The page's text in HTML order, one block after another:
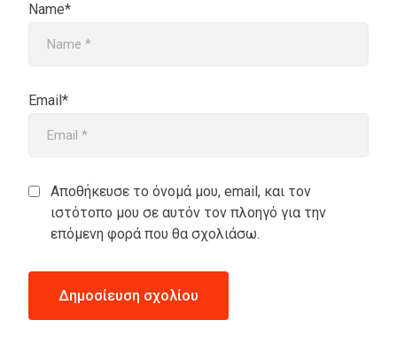
Name*
Email*
Αποθήκευσε το όνομά μου, email, και τον
ιστότοπο μου σε αυτόν τον πλοηγό για την
επόμενη φορά που θα σχολιάσω.